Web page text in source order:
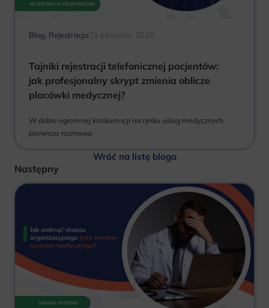
Blog, Rejestracja21 kwietnia, 2026
Tajniki rejestracji telefonicznej pacjentów:
jak profesjonalny skrypt zmienia oblicze
placówki medycznej?
W dobie ogromnej konkurencji na rynku usług medycznych
pierwsza rozmowa
Wróć na listę bloga
Następny